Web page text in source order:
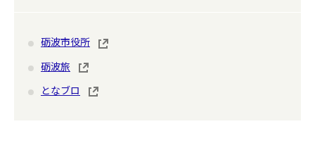
砺波市役所
砺波旅
となブロ